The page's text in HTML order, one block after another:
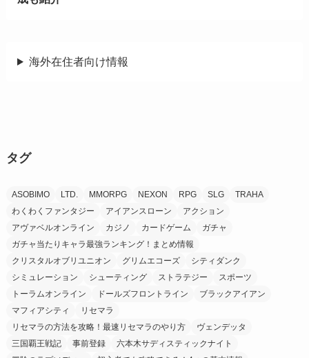
海外在住者向け情報
タグ
ASOBIMO LTD. MMORPG NEXON RPG SLG
TRAHA
わくわくファンタジー
アイアンスローン
アクション
アヴァベルオンライン
カジノ カードゲーム
ガチャ
ガチャ当たりキャラ最強ランキング！まとめ情報
クリスタルオブリユニオン
グリムエコーズ
シティダンク
シミュレーション
シューティング ストラテジー
スポーツ
トーラムオンライン
ドールズフロントライン
ブラックアイアン
マフィアシティ
リセマラ
リセマラの方法を攻略！最速リセマラのやり方
ヴェンデッタ
三国覇王戦記
事前登録
六本木サディスティックナイト